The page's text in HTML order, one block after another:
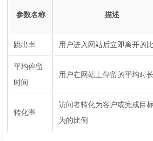
参数名称 描述
跳出率 用户进入网站后立即离开的
平均停留
时间
用户在网站上停留的平均时长
转化率
访问者转化为客户或完成目
为的比例